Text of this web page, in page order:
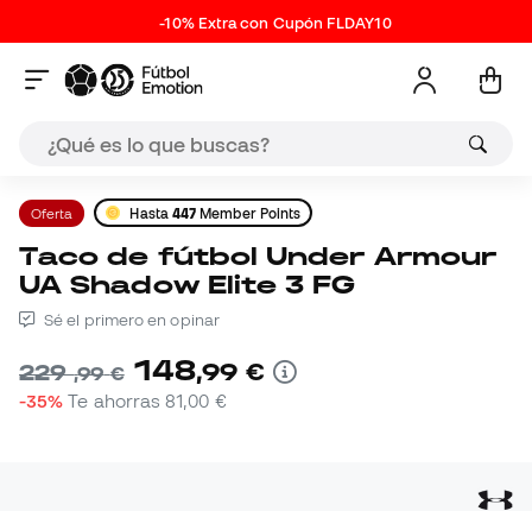
-10% Extra con Cupón FLDAY10
Oferta Hasta 447 Member Points
Taco de fútbol Under Armour
UA Shadow Elite 3 FG
Sé el primero en opinar
229,99 € 148,99 €
-35% Te ahorras81,00 €